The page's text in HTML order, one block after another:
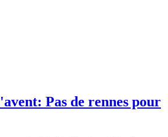
Pas de rennes pour